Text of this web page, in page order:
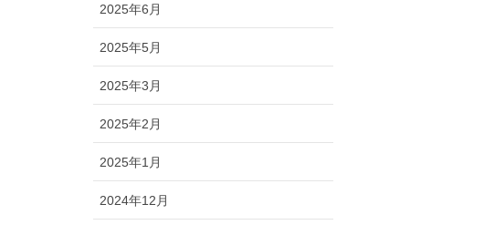
2025年6月
2025年5月
2025年3月
2025年2月
2025年1月
2024年12月